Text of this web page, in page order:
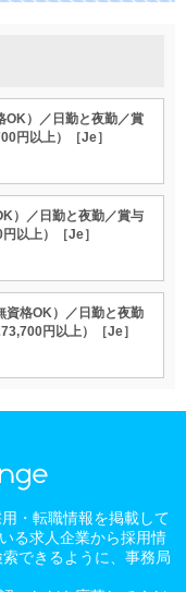
OK）／日勤と夜勤／賞
円以上）［Je］
）／日勤と夜勤／賞与
以上）［Je］
資格OK）／日勤と夜勤
円以上）［Je］
・転職情報を掲載して
る求人企業から採用情
できるように、事務局